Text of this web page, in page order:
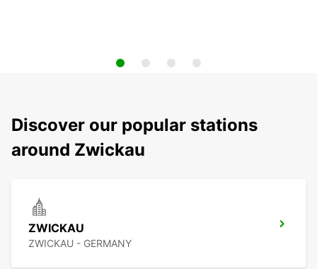
Discover our popular stations
around Zwickau
ZWICKAU
ZWICKAU - GERMANY